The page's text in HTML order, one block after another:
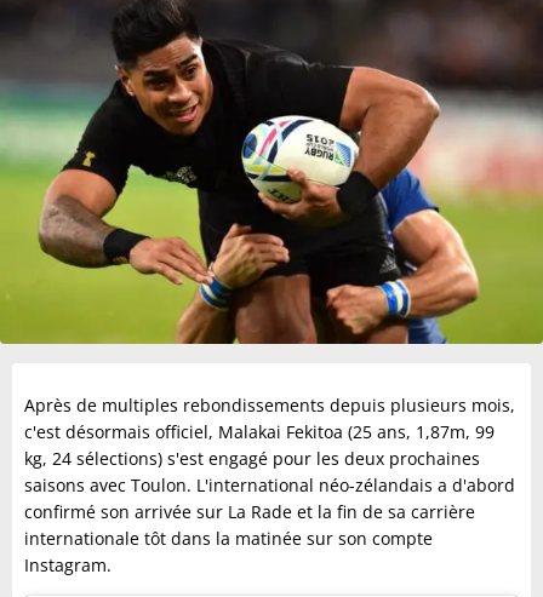
Après de multiples rebondissements depuis plusieurs mois,
c'est désormais officiel, Malakai Fekitoa (25 ans, 1,87m, 99
kg, 24 sélections) s'est engagé pour les deux prochaines
saisons avec Toulon. L'international néo-zélandais a d'abord
confirmé son arrivée sur La Rade et la fin de sa carrière
internationale tôt dans la matinée sur son compte
Instagram.